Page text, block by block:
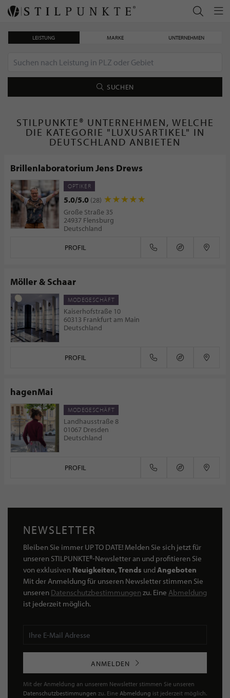
LEISTUNG MARKE UNTERNEHMEN
SUCHEN
STILPUNKTE® UNTERNEHMEN, WELCHE
DIE KATEGORIE "LUXUSARTIKEL" IN
DEUTSCHLAND ANBIETEN
Brillenlaboratorium Jens Drews
OPTIKER
5.0/5.0 (28)
Große Straße 35
24937 Flensburg
Deutschland
PROFIL
Möller & Schaar
MODEGESCHÄFT
Kaiserhofstraße 10
60313 Frankfurt am Main
Deutschland
PROFIL
hagenMai
MODEGESCHÄFT
Landhausstraße 8
01067 Dresden
Deutschland
PROFIL
NEWSLETTER
Bleiben Sie immer UP TO DATE! Melden Sie sich jetzt für
unseren STILPUNKTE®-Newsletter an und profitieren Sie
von exklusiven Neuigkeiten, Trends undAngeboten
Mit der Anmeldung für unseren Newsletter stimmen Sie
unseren Datenschutzbestimmungen zu. Eine Abmeldung
ist jederzeit möglich.
ANMELDEN
Mit der Anmeldung an unserem Newsletter stimmen Sie unseren
Datenschutzbestimmungen zu. Eine Abmeldung ist jederzeit möglich.